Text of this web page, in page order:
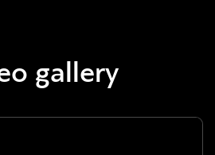
gallery